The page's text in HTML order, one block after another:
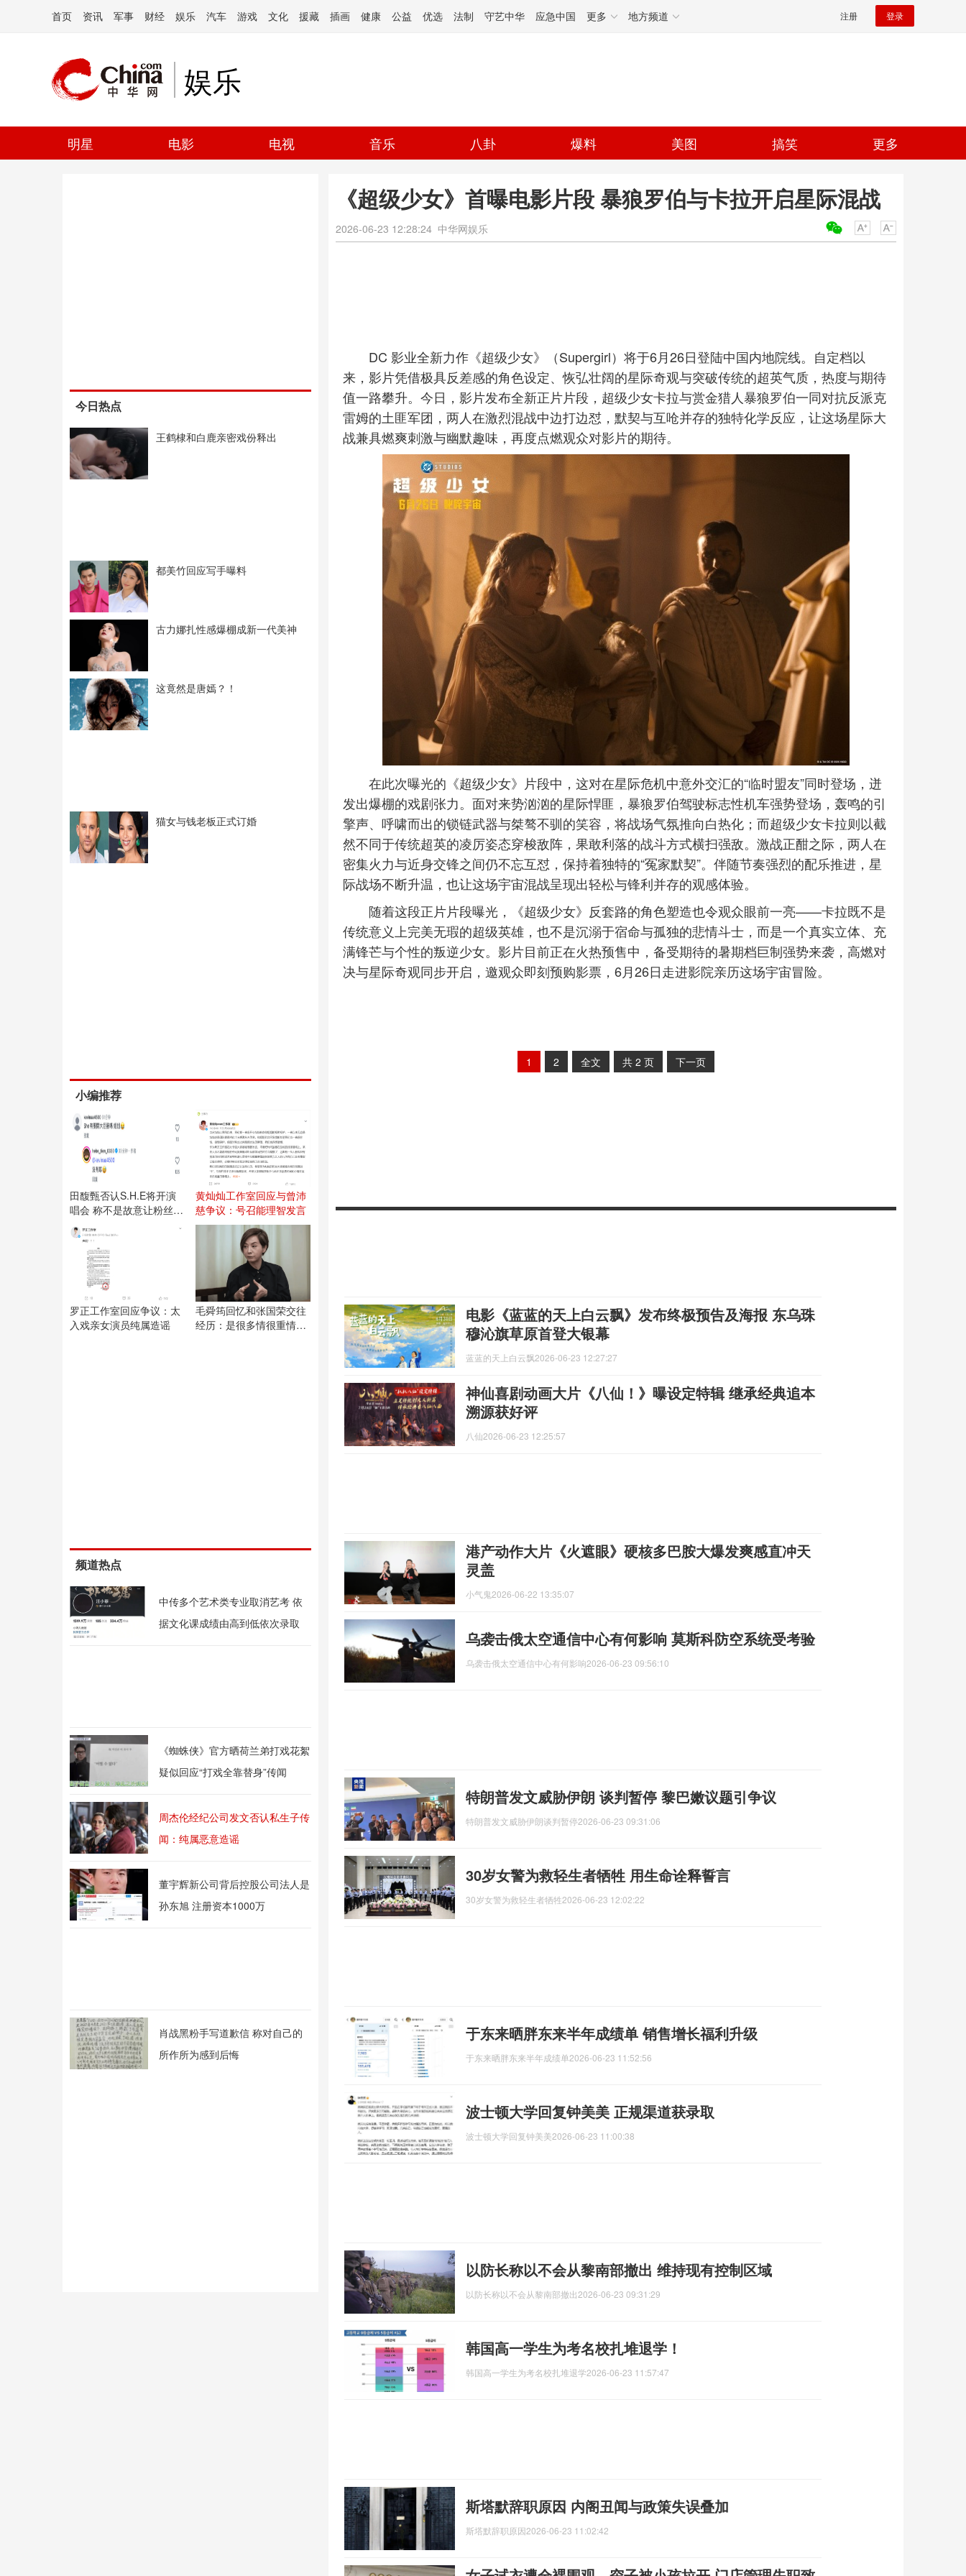
首页 资讯 军事 财经 娱乐 汽车 游戏 文化 援藏 插画 健康 公益 优选 法制 守艺中华 应急中国 更多 地方频道 注册 登录
娱乐
明星 电影 电视 音乐 八卦 爆料 美图 搞笑 更多
今日热点
王鹤棣和白鹿亲密戏份释出
都美竹回应写手曝料
古力娜扎性感爆棚成新一代美神
这竟然是唐嫣？！
猫女与钱老板正式订婚
小编推荐
田馥甄否认S.H.E将开演
唱会 称不是故意让粉丝失
望
黄灿灿工作室回应与曾沛
慈争议：号召能理智发言
罗正工作室回应争议：太
入戏亲女演员纯属造谣
毛舜筠回忆和张国荣交往
经历：是很多情很重情的
频道热点
中传多个艺术类专业取消艺考 依
据文化课成绩由高到低依次录取
《蜘蛛侠》官方晒荷兰弟打戏花絮
疑似回应“打戏全靠替身”传闻
周杰伦经纪公司发文否认私生子传
闻：纯属恶意造谣
董宇辉新公司背后控股公司法人是
孙东旭 注册资本1000万
肖战黑粉手写道歉信 称对自己的
所作所为感到后悔
《超级少女》首曝电影片段 暴狼罗伯与卡拉开启星际混战
2026-06-23 12:28:24 中华网娱乐
DC 影业全新力作《超级少女》（Supergirl）将于6月26日登陆中国内地院线。自定档以
来，影片凭借极具反差感的角色设定、恢弘壮阔的星际奇观与突破传统的超英气质，热度与期待
值一路攀升。今日，影片发布全新正片片段，超级少女卡拉与赏金猎人暴狼罗伯一同对抗反派克
雷姆的土匪军团，两人在激烈混战中边打边怼，默契与互呛并存的独特化学反应，让这场星际大
战兼具燃爽刺激与幽默趣味，再度点燃观众对影片的期待。
在此次曝光的《超级少女》片段中，这对在星际危机中意外交汇的“临时盟友”同时登场，迸
发出爆棚的戏剧张力。面对来势汹汹的星际悍匪，暴狼罗伯驾驶标志性机车强势登场，轰鸣的引
擎声、呼啸而出的锁链武器与桀骜不驯的笑容，将战场气氛推向白热化；而超级少女卡拉则以截
然不同于传统超英的凌厉姿态穿梭敌阵，果敢利落的战斗方式横扫强敌。激战正酣之际，两人在
密集火力与近身交锋之间仍不忘互怼，保持着独特的“冤家默契”。伴随节奏强烈的配乐推进，星
际战场不断升温，也让这场宇宙混战呈现出轻松与锋利并存的观感体验。
随着这段正片片段曝光，《超级少女》反套路的角色塑造也令观众眼前一亮——卡拉既不是
传统意义上完美无瑕的超级英雄，也不是沉溺于宿命与孤独的悲情斗士，而是一个真实立体、充
满锋芒与个性的叛逆少女。影片目前正在火热预售中，备受期待的暑期档巨制强势来袭，高燃对
决与星际奇观同步开启，邀观众即刻预购影票，6月26日走进影院亲历这场宇宙冒险。
1 2 全文 共 2 页 下一页
电影《蓝蓝的天上白云飘》发布终极预告及海报 东乌珠
穆沁旗草原首登大银幕
蓝蓝的天上白云飘2026-06-23 12:27:27
神仙喜剧动画大片《八仙！》曝设定特辑 继承经典追本
溯源获好评
八仙2026-06-23 12:25:57
港产动作大片《火遮眼》硬核多巴胺大爆发爽感直冲天
灵盖
小气鬼2026-06-22 13:35:07
乌袭击俄太空通信中心有何影响 莫斯科防空系统受考验
乌袭击俄太空通信中心有何影响2026-06-23 09:56:10
特朗普发文威胁伊朗 谈判暂停 黎巴嫩议题引争议
特朗普发文威胁伊朗谈判暂停2026-06-23 09:31:06
30岁女警为救轻生者牺牲 用生命诠释誓言
30岁女警为救轻生者牺牲2026-06-23 12:02:22
于东来晒胖东来半年成绩单 销售增长福利升级
于东来晒胖东来半年成绩单2026-06-23 11:52:56
波士顿大学回复钟美美 正规渠道获录取
波士顿大学回复钟美美2026-06-23 11:00:38
以防长称以不会从黎南部撤出 维持现有控制区域
以防长称以不会从黎南部撤出2026-06-23 09:31:29
韩国高一学生为考名校扎堆退学！
韩国高一学生为考名校扎堆退学2026-06-23 11:57:47
斯塔默辞职原因 内阁丑闻与政策失误叠加
斯塔默辞职原因2026-06-23 11:02:42